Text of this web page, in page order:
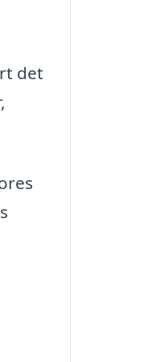
det